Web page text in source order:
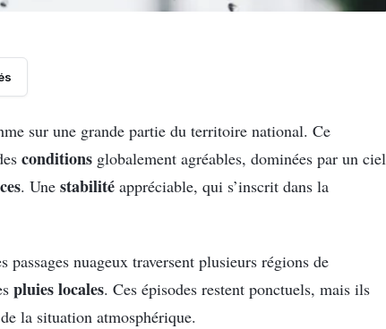
sur une grande partie du territoire national. Ce
conditions globalement agréables, dominées par un ciel
. Une stabilité appréciable, qui s’inscrit dans la
nuageux traversent plusieurs régions de
pluies locales. Ces épisodes restent ponctuels, mais ils
la situation atmosphérique.